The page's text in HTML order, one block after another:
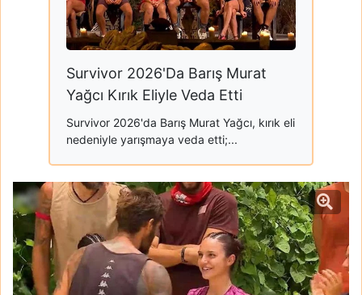
Survivor 2026'Da Barış Murat
Yağcı Kırık Eliyle Veda Etti
Survivor 2026'da Barış Murat Yağcı, kırık eli
nedeniyle yarışmaya veda etti;...